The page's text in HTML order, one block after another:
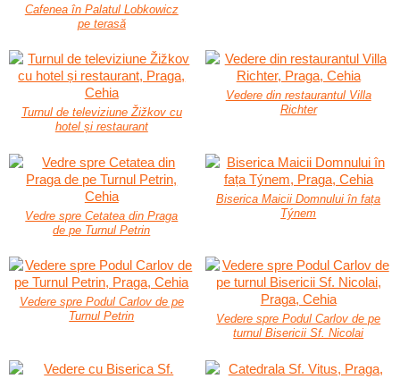
Cafenea în Palatul Lobkowicz
pe terasă
Turnul de televiziune Žižkov cu
hotel și restaurant
Vedere din restaurantul Villa
Richter
Vedre spre Cetatea din Praga
de pe Turnul Petrin
Biserica Maicii Domnului în fața
Týnem
Vedere spre Podul Carlov de pe
Turnul Petrin
Vedere spre Podul Carlov de pe
turnul Bisericii Sf. Nicolai